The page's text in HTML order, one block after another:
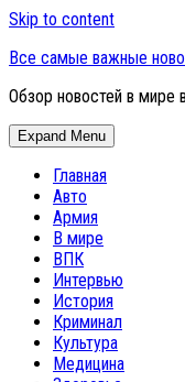
Skip to content
Все самые важные
Обзор новостей в мире
Expand Menu
Главная
Авто
Армия
В мире
ВПК
Интервью
История
Криминал
Культура
Медицина